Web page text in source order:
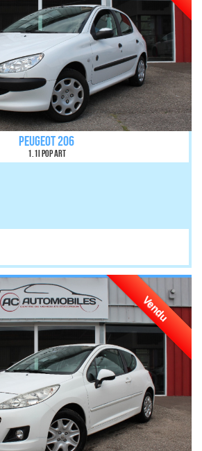
PEUGEOT 206
1.1i Pop Art
Vendu